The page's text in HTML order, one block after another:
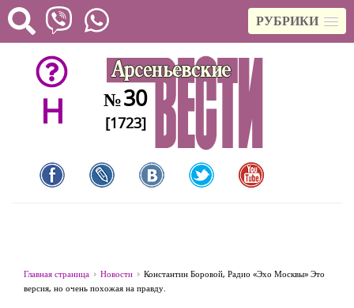
РУБРИКИ
H №30
[1723]
Главная страница Новости
Константин Боровой, Радио «Эхо Москвы» Это
версия, но очень похожая на правду.